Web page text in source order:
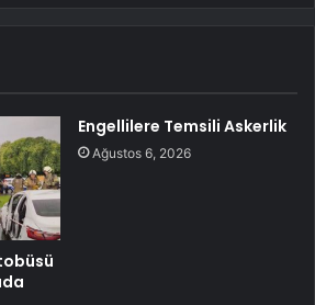
Engellilere Temsili Askerlik
Ağustos 6, 2026